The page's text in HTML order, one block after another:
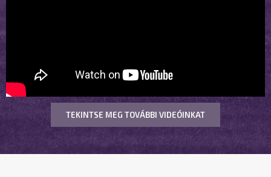
TEKINTSE MEG TOVÁBBI VIDEÓINKAT